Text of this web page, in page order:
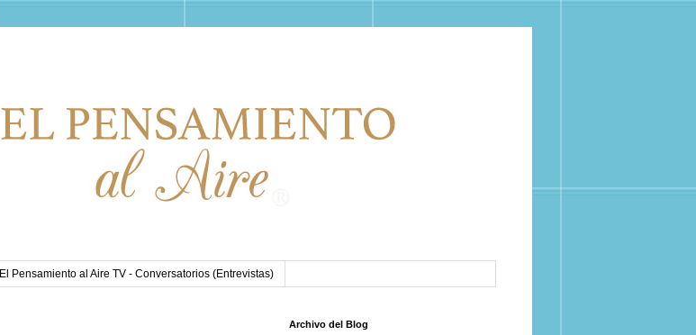
El Pensamiento al Aire TV - Conversatorios (Entrevistas)
Archivo del Blog